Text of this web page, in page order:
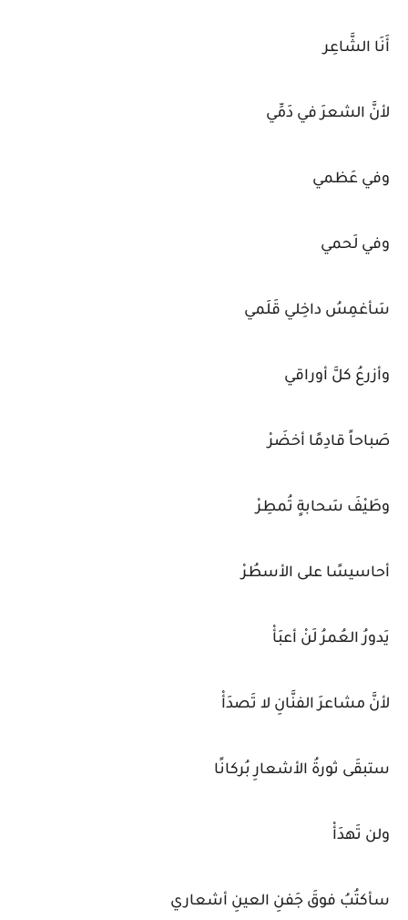
أَنَا الشَّاعِر
لأنَّ الشعرَ في دَمِّي
وفي عَظمي
وفي لَحمي
سَأغمِسُ داخِلي قَلَمي
وأزرعُ كلَّ أوراقي
صَباحاً قادِمًا أخضَرْ
وطَيْفَ سَحابةٍ تُمطِرْ
أحاسيسًا على الأسطُرْ
يَدورُ العُمرُ لَنْ أعبَأْ
لأنَّ مشاعرَ الفنَّانِ لا تَصدَأْ
ستبقَى ثورةُ الأشعارِ بُركانًا
ولن تَهدَأْ
سأكتُبُ فوقَ جَفنِ العينِ أشعاري